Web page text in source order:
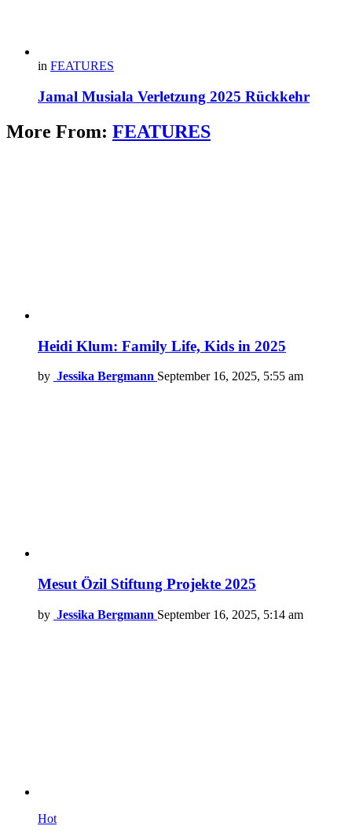
in FEATURES
Jamal Musiala Verletzung 2025 Rückkehr
More From: FEATURES
Heidi Klum: Family Life, Kids in 2025
by Jessika Bergmann September 16, 2025, 5:55 am
Mesut Özil Stiftung Projekte 2025
by Jessika Bergmann September 16, 2025, 5:14 am
Hot